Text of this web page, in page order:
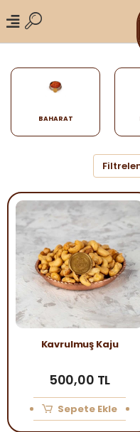
BAHARAT
Kavrulmuş Kaju
500,00 TL
Sepete Ekle